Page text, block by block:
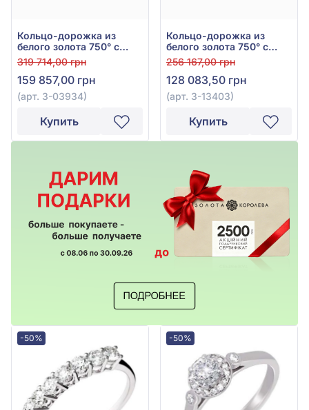
Кольцо-дорожка из
белого золота 750° с
бриллиантами 0,96ct,
арт. 3-03934
319 714,00 грн
159 857,00 грн
(арт. 3-03934)
Купить
Кольцо-дорожка из
белого золота 750° с
бриллиантами 0,98ct,
арт. 3-13403
256 167,00 грн
128 083,50 грн
(арт. 3-13403)
Купить
-50% -50%